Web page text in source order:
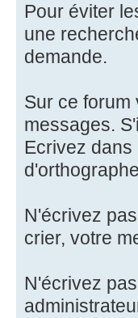
Pour éviter
une
demande.
Sur ce forum
messages.
Ecrivez
N'écrivez
crier, votre
N'écrivez